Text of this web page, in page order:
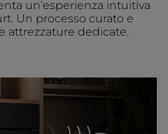
un’esperienza intuitiva
Un processo curato e
attrezzature dedicate.